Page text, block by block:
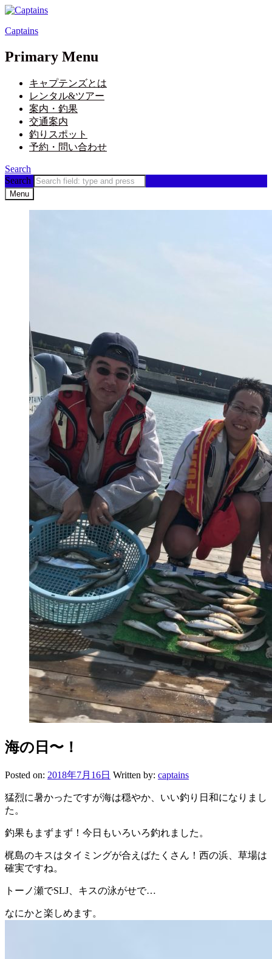
Captains
Primary Menu
キャプテンズとは
レンタル&ツアー
案内・釣果
交通案内
釣りスポット
予約・問い合わせ
Search
Search
Menu
海の日〜！
Posted on: 2018年7月16日 Written by: captains
猛烈に暑かったですが海は穏やか、いい釣り日和になりまし
た。
釣果もまずまず！今日もいろいろ釣れました。
梶島のキスはタイミングが合えばたくさん！西の浜、草場は
確実ですね。
トーノ瀬でSLJ、キスの泳がせで…
なにかと楽しめます。